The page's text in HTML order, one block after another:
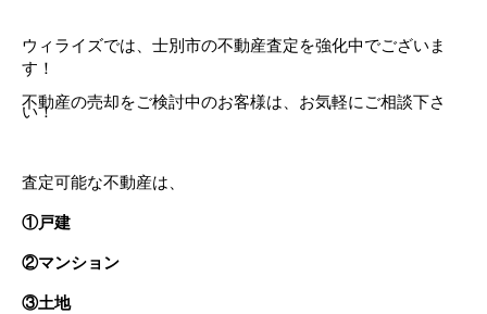
ウィライズでは、士別市の不動産査定を強化中でございま
す！
不動産の売却をご検討中のお客様は、お気軽にご相談下さ
い！
査定可能な不動産は、
①戸建
②マンション
③土地